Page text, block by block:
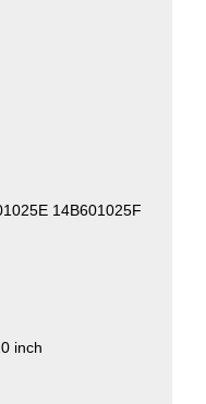
14B601025F
inch